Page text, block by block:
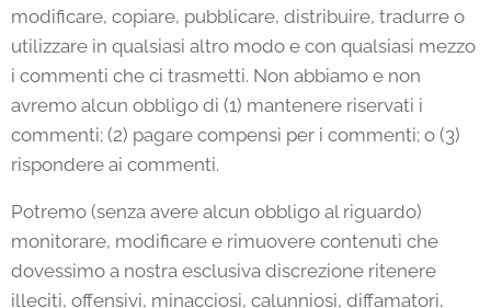
modificare, copiare, pubblicare, distribuire, tradurre o
utilizzare in qualsiasi altro modo e con qualsiasi mezzo
i commenti che ci trasmetti. Non abbiamo e non
avremo alcun obbligo di (1) mantenere riservati i
commenti; (2) pagare compensi per i commenti; o (3)
rispondere ai commenti.
Potremo (senza avere alcun obbligo al riguardo)
monitorare, modificare e rimuovere contenuti che
dovessimo a nostra esclusiva discrezione ritenere
illeciti, offensivi, minacciosi, calunniosi, diffamatori,